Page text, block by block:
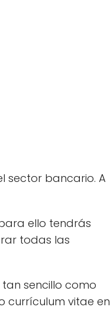
sector bancario. A
ello tendrás
todas las
sencillo como
currículum vitae en